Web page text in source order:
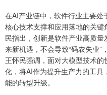
在AI产业链中，软件行业主要
核心技术支撑和应用落地的关
民指出，创新是软件产业高质
来新机遇，不会导致“码农失业”
王怀民强调，面对大模型技术
化，将AI作为提升生产力的工
能的转型升级。